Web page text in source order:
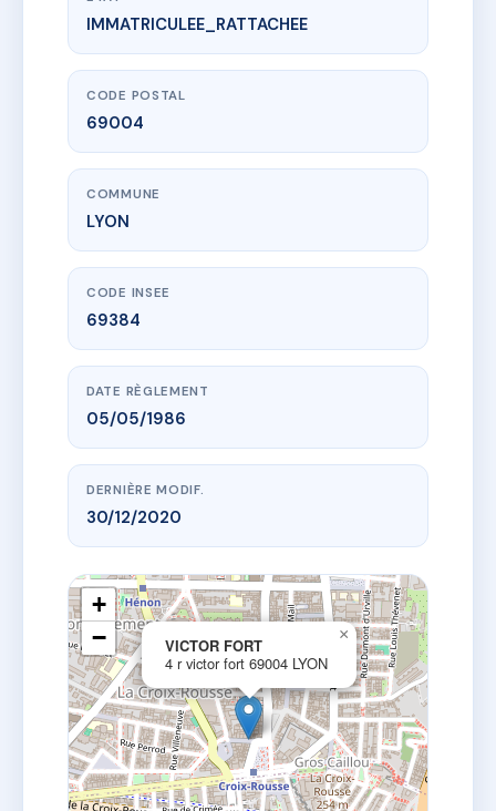
www.vme.plus/AC2133890
VICTOR FORT
4 r victor fort
IMMATRICULEE_RATTACHEE
CODE POSTAL
69004
COMMUNE
LYON
CODE INSEE
69384
DATE RÈGLEMENT
05/05/1986
DERNIÈRE MODIF.
30/12/2020
VICTOR FORT
4 r victor fort 69004 LYON
×
+
−